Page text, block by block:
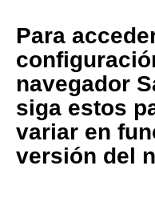
Para
navegador
siga estos
variar en
versión del